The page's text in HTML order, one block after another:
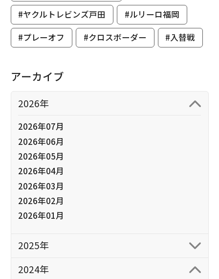
#ヤクルトレビンズ戸田
#ルリーロ福岡
#プレーオフ
#クロスボーダー #入替戦
アーカイブ
2026年
2026年07月
2026年06月
2026年05月
2026年04月
2026年03月
2026年02月
2026年01月
2025年
2024年